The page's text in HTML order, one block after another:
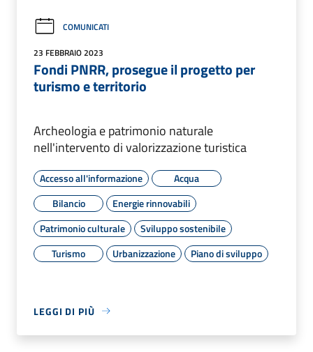
COMUNICATI
23 FEBBRAIO 2023
Fondi PNRR, prosegue il progetto per
turismo e territorio
Archeologia e patrimonio naturale
nell'intervento di valorizzazione turistica
Accesso all'informazione
Acqua
Bilancio
Energie rinnovabili
Patrimonio culturale
Sviluppo sostenibile
Turismo
Urbanizzazione Piano di sviluppo
LEGGI DI PIÙ